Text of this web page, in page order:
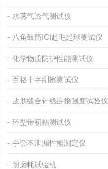
水蒸气透气测试仪
八角鼓筒ICI起毛起球测试仪
化学物质防护性能测试仪
百格十字刮擦测试仪
皮肤缝合针线连接强度试验仪
环型带初粘测试仪
手套不泄漏性能测定仪
耐磨耗试验机